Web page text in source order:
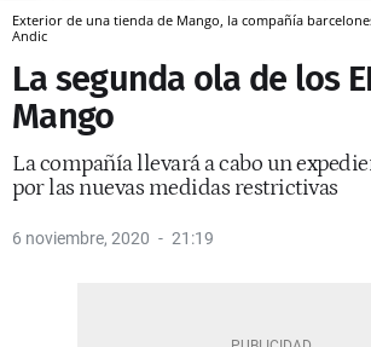
Exterior de una tienda de Mango, la compañía
Andic
La segunda ola de los
Mango
La compañía llevará a cabo un
por las nuevas medidas restrictivas
6 noviembre, 2020 21:19